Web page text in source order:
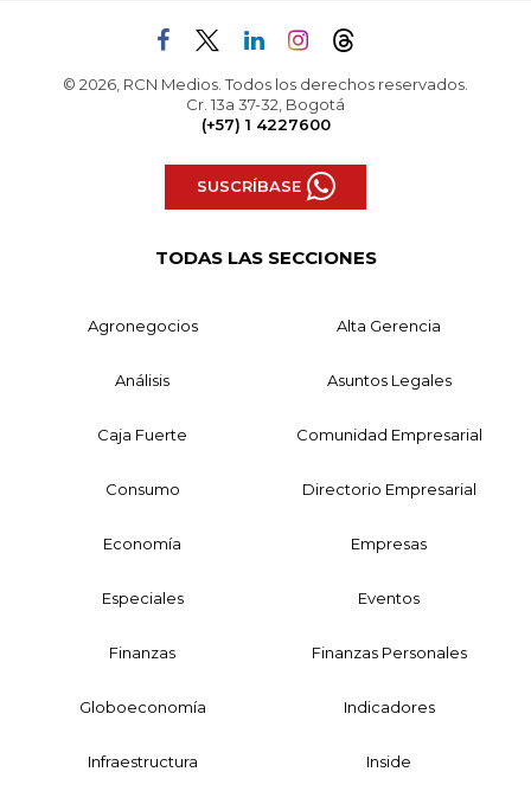
© 2026, RCN Medios. Todos los derechos reservados.
Cr. 13a 37-32, Bogotá
(+57) 1 4227600
SUSCRÍBASE
TODAS LAS SECCIONES
Agronegocios Alta Gerencia
Análisis Asuntos Legales
Caja Fuerte Comunidad Empresarial
Consumo Directorio Empresarial
Economía Empresas
Especiales Eventos
Finanzas Finanzas Personales
Globoeconomía Indicadores
Infraestructura Inside